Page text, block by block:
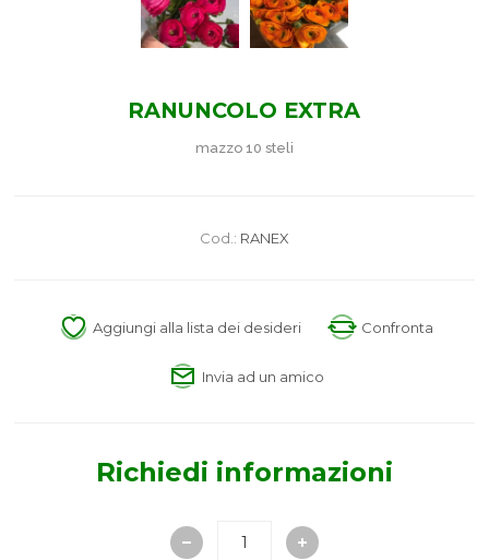
RANUNCOLO EXTRA
mazzo 10 steli
Cod.: RANEX
Aggiungi alla lista dei desideri Confronta
Invia ad un amico
Richiedi informazioni